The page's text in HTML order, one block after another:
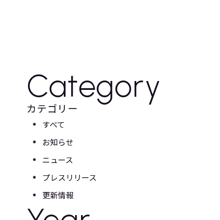
Category
カテゴリー
すべて
お知らせ
ニュース
プレスリリース
更新情報